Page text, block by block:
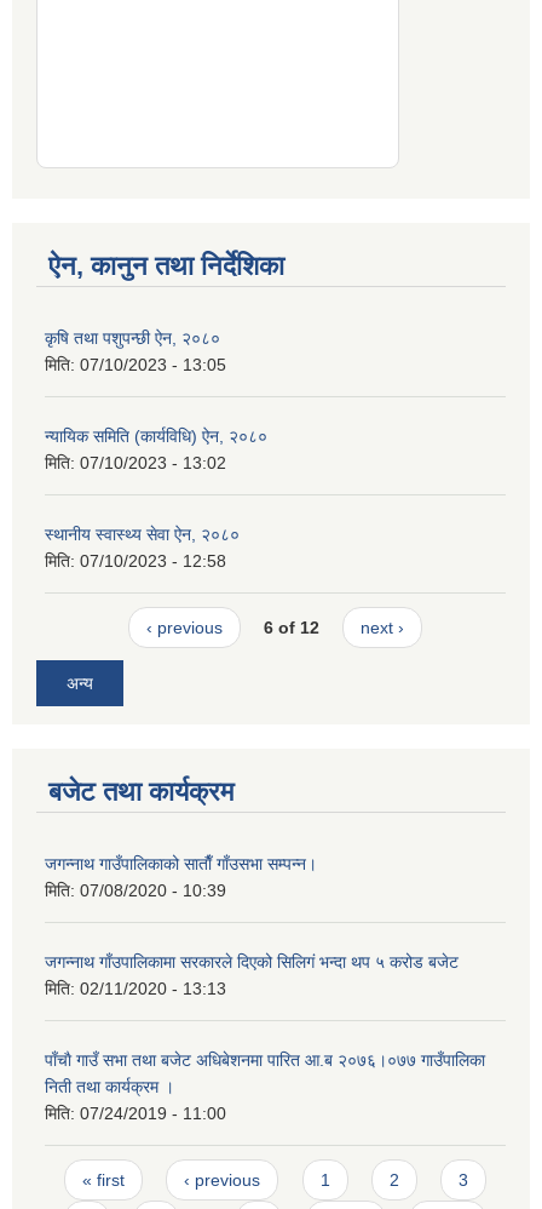
ऐन, कानुन तथा निर्देशिका
कृषि तथा पशुपन्छी ऐन, २०८०
मिति: 07/10/2023 - 13:05
न्यायिक समिति (कार्यविधि) ऐन, २०८०
मिति: 07/10/2023 - 13:02
स्थानीय स्वास्थ्य सेवा ऐन, २०८०
मिति: 07/10/2023 - 12:58
‹ previous 6 of 12 next ›
अन्य
बजेट तथा कार्यक्रम
जगन्नाथ गाउँपालिकाको साताैँ गाँउसभा सम्पन्न।
मिति: 07/08/2020 - 10:39
जगन्नाथ गाँउपालिकामा सरकारले दिएको सिलिगं भन्दा थप ५ करोड बजेट
मिति: 02/11/2020 - 13:13
पाँचाै गाउँ सभा तथा बजेट अधिबेशनमा पारित आ.ब २०७६।०७७ गाउँपालिका
निती तथा कार्यक्रम ।
मिति: 07/24/2019 - 11:00
Pages
« first ‹ previous 1 2 3